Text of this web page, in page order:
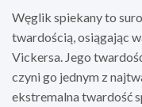
Węglik spiekany to
twardością, osiągając
Vickersa. Jego
czyni go jednym z
ekstremalna twardość